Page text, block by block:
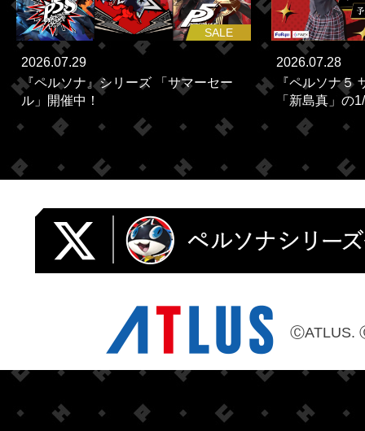
SALE
2026.07.29
『ペルソナ』シリーズ 「サマーセー
ル」開催中！
2026.07.28
『ペルソナ５
「新島真」の
ⒸATLUS.